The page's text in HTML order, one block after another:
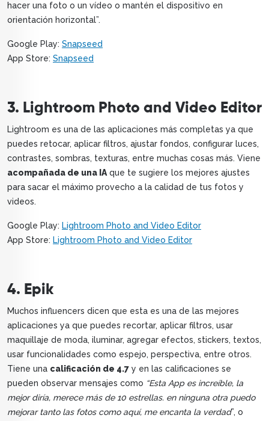
hacer una foto o un vídeo o mantén el dispositivo en
orientación horizontal”.
Google Play: Snapseed
App Store: Snapseed
3. Lightroom Photo and Video Editor
Lightroom es una de las aplicaciones más completas ya que
puedes retocar, aplicar filtros, ajustar fondos, configurar luces,
contrastes, sombras, texturas, entre muchas cosas más. Viene
acompañada de una IAque te sugiere los mejores ajustes
para sacar el máximo provecho a la calidad de tus fotos y
videos.
Google Play: Lightroom Photo and Video Editor
App Store: Lightroom Photo and Video Editor
4. Epik
Muchos influencers dicen que esta es una de las mejores
aplicaciones ya que puedes recortar, aplicar filtros, usar
maquillaje de moda, iluminar, agregar efectos, stickers, textos,
usar funcionalidades como espejo, perspectiva, entre otros.
Tiene una calificación de 4.7 y en las calificaciones se
pueden observar mensajes como “Esta App es increíble, la
mejor diría, merece más de 10 estrellas. en ninguna otra puedo
mejorar tanto las fotos como aquí, me encanta la verdad”, o